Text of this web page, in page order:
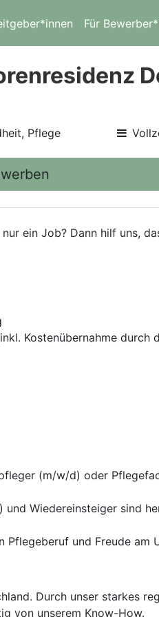
Für
Pflege
ein Job? Dann hilf uns,
Kostenübernahme durch
(m/w/d) oder
Wiedereinsteiger sind
und Freude am
Durch unser starkes
von unserem Know-How.